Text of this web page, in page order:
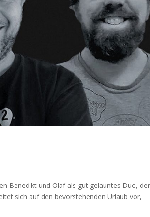
Benedikt und Olaf als gut gelauntes Duo,
sich auf den bevorstehenden Urlaub vor,